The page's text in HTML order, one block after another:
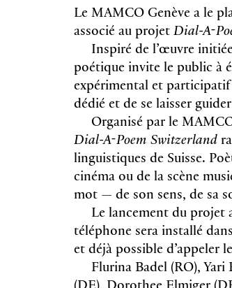
Le MAMCO Genève a le
associé au projetDial-A-
Inspiré de l’œuvre
poétique invite le public à
expérimental et
dédié et de se laisser
Organisé par le
Dial-A-Poem Switzerland
linguistiques de Suisse.
cinéma ou de la scène
mot — de son sens, de sa
Le lancement du projet
téléphone sera installé
et déjà possible d’appeler
Flurina Badel (RO),
(DE), Dorothee Elmiger